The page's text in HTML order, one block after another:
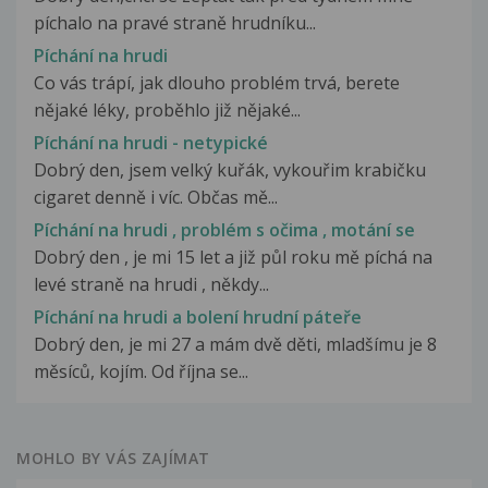
píchalo na pravé straně hrudníku...
Píchání na hrudi
Co vás trápí, jak dlouho problém trvá, berete
nějaké léky, proběhlo již nějaké...
Píchání na hrudi - netypické
Dobrý den, jsem velký kuřák, vykouřim krabičku
cigaret denně i víc. Občas mě...
Píchání na hrudi , problém s očima , motání se
Dobrý den , je mi 15 let a již půl roku mě píchá na
levé straně na hrudi , někdy...
Píchání na hrudi a bolení hrudní páteře
Dobrý den, je mi 27 a mám dvě děti, mladšímu je 8
měsíců, kojím. Od října se...
MOHLO BY VÁS ZAJÍMAT